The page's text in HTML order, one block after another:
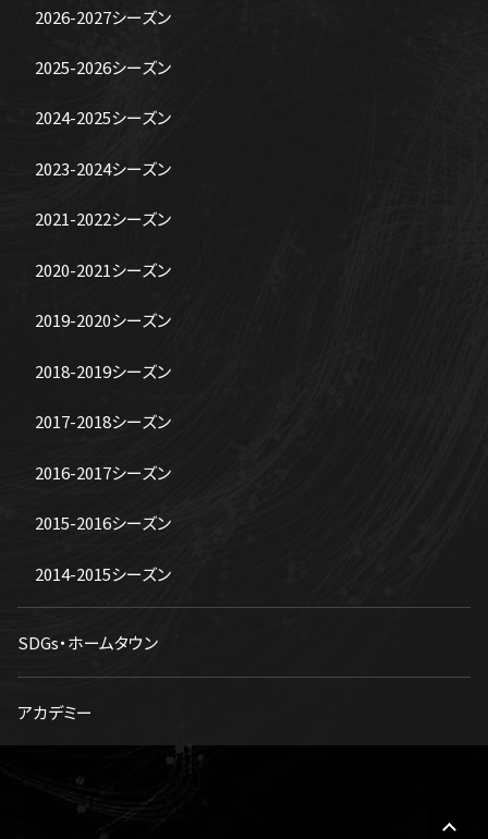
2026-2027シーズン
2025-2026シーズン
2024-2025シーズン
2023-2024シーズン
2021-2022シーズン
2020-2021シーズン
2019-2020シーズン
2018-2019シーズン
2017-2018シーズン
2016-2017シーズン
2015-2016シーズン
2014-2015シーズン
SDGs・ホームタウン
アカデミー